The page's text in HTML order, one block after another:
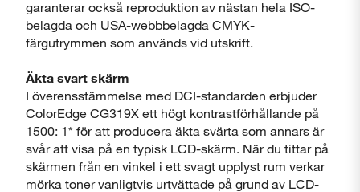
garanterar också reproduktion av nästan hela ISO-
belagda och USA-webbbelagda CMYK-
färgutrymmen som används vid utskrift.
Äkta svart skärm
I överensstämmelse med DCI-standarden erbjuder
ColorEdge CG319X ett högt kontrastförhållande på
1500: 1* för att producera äkta svärta som annars är
svår att visa på en typisk LCD-skärm. När du tittar på
skärmen från en vinkel i ett svagt upplyst rum verkar
mörka toner vanligtvis urtvättade på grund av LCD-